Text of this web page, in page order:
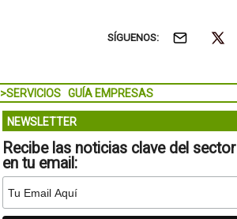
SÍGUENOS:
>SERVICIOS GUÍA EMPRESAS
NEWSLETTER
Recibe las noticias clave del sector
en tu email: